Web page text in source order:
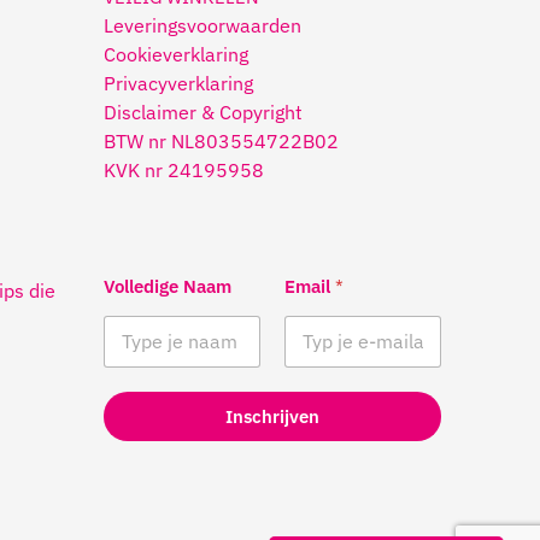
Leveringsvoorwaarden
Cookieverklaring
Privacyverklaring
Disclaimer & Copyright
BTW nr NL803554722B02
KVK nr 24195958
die
Volledige Naam Email *
Inschrijven